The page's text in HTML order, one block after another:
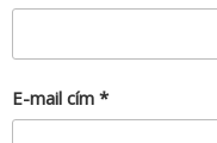
E-mail cím *